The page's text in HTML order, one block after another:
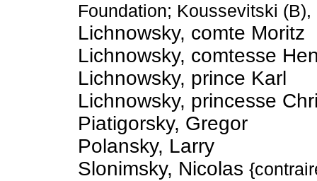
Foundation; Koussevitski
Lichnowsky, comte Moritz
Lichnowsky, comtesse
Lichnowsky, prince Karl
Lichnowsky, princesse
Piatigorsky, Gregor
Polansky, Larry
Slonimsky, Nicolas